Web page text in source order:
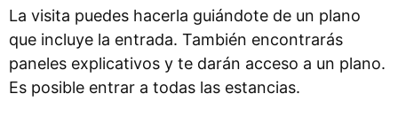
La visita puedes hacerla guiándote de un plano
que incluye la entrada. También encontrarás
paneles explicativos y te darán acceso a un plano.
Es posible entrar a todas las estancias.